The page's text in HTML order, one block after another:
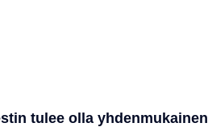
tulee olla yhdenmukainen